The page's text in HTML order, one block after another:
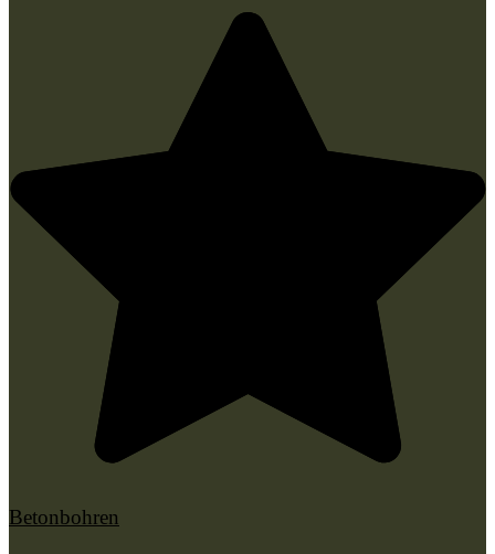
Betonbohren